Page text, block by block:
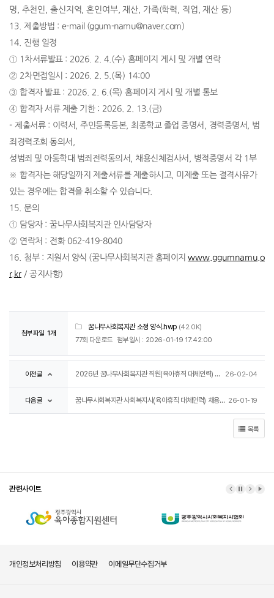
명 , 추천인 , 출신지역,혼인여부,재산, 가족(학력 , 직업 ,재산 등)
13. 제출방법 : e-mail (ggum-namu@naver.com)
14. 진행 일정
① 1 차서류발표 : 2026. 2. 4.(수) 홈페이지 게시 및 개별 연락
② 2차면접일시 : 2026. 2. 5.(목) 14:00
③ 합격자 발표 : 2026. 2. 6.(목) 홈페이지 게시 및 개별 통보
④ 합격자 서류 제출 기한 : 2026. 2. 13.(금)
- 제출서류 : 이력서 , 주민등록등본, 최종학교 졸업 증명서 , 경력증명서 , 범
죄경력조회 동의서 ,
성범죄 및 아동학대 범죄전력동의서 , 채용신체검사서 , 병적증명서 각 1 부
※ 합격자는 해당일까지 제출서류를 제출하시고, 미제출 또는 결격사유가
있는 경우에는 합격을 취소할 수 있습니다.
15. 문의
① 담당자 : 꿈나무사회복지관 인사담당자
② 연락처 : 전화 062-419-8040
16. 첨부 : 지원서 양식 (꿈나무사회복지관 홈페이지 www.ggumnamu.o
r.kr / 공지사항)
첨부파일 1개
꿈나무사회복지관 소정 양식.hwp (42.0K)
77회 다운로드 첨부일시 : 2026-01-19 17:42:00
이전글 2026년 꿈나무사회복지관 직원(육아휴직 대체인력) 서류전형 합격자 발표 및 면접 진행 안내 26-02-04
다음글 꿈나무사회복지관 사회복지사(육아휴직 대체인력) 채용 공고 26-01-19
목록
관련사이트 이전 배너
배너 정지
다음 배
배
개인정보처리방침 이용약관 이메일무단수집거부